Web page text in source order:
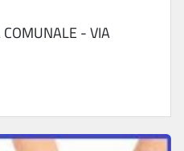
COMUNALE - VIA